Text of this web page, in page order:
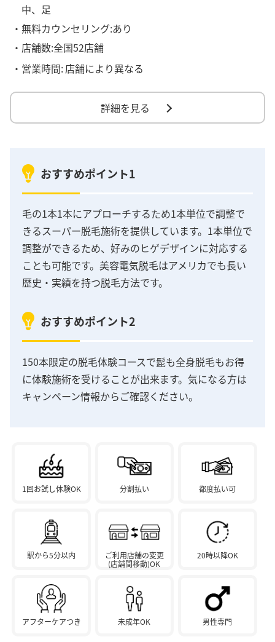
中、足
・無料カウンセリング:あり
・店舗数:全国52店舗
・営業時間:店舗により異なる
詳細を見る
おすすめポイント1
毛の1本1本にアプローチするため1本単位で調整で
きるスーパー脱毛施術を提供しています。1本単位で
調整ができるため、好みのヒゲデザインに対応する
ことも可能です。美容電気脱毛はアメリカでも長い
歴史・実績を持つ脱毛方法です。
おすすめポイント2
150本限定の脱毛体験コースで髭も全身脱毛もお得
に体験施術を受けることが出来ます。気になる方は
キャンペーン情報からご確認ください。
1回お試し体験OK 分割払い 都度払い可
駅から5分以内
ご利用店舗の変更
(店舗間移動)OK
20時以降OK
アフターケアつき 未成年OK 男性専門